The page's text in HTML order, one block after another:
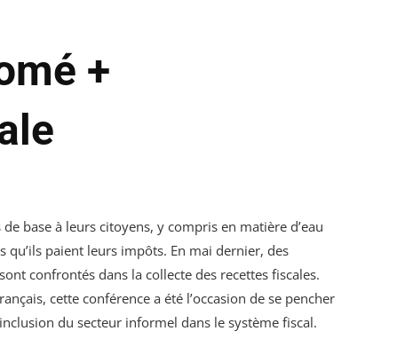
+
base à leurs citoyens, y compris en matière d’eau
qu’ils paient leurs impôts. En mai dernier, des
confrontés dans la collecte des recettes fiscales.
cette conférence a été l’occasion de se pencher
du secteur informel dans le système fiscal.